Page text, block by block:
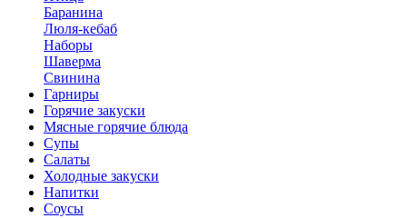
Баранина
Люля-кебаб
Наборы
Шаверма
Свинина
Гарниры
Горячие закуски
Мясные горячие блюда
Супы
Салаты
Холодные закуски
Напитки
Соусы